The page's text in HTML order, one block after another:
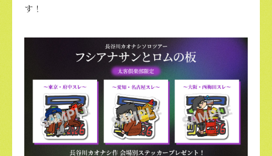
す！